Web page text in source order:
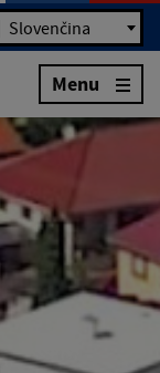
Slovenčina
Menu